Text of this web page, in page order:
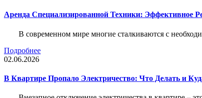
Аренда Специализированной Техники: Эффективное
В современном мире многие сталкиваются с
Подробнее
02.06.2026
В Квартире Пропало Электричество: Что Делать и